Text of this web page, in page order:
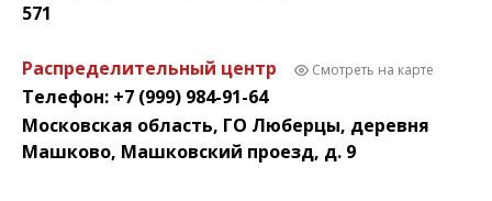
571
Распределительный центр Смотреть на карте
Телефон: +7 (999) 984-91-64
Московская область, ГО Люберцы, деревня
Машково, Машковский проезд, д. 9